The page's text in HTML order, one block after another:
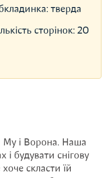
тверда
сторінок:20
Му і Ворона. Наша
будувати снігову
скласти їй